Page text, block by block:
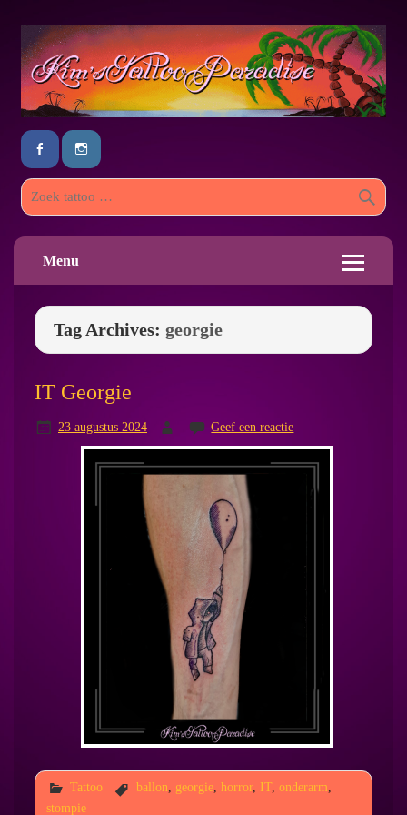
Menu
Tag Archives: georgie
IT Georgie
23 augustus 2024 Geef een reactie
Tattoo ballon georgie, horror, IT, onderarm
stompie